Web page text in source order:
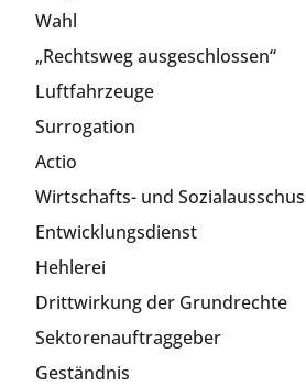
Wahl
„Rechtsweg ausgeschlossen“
Luftfahrzeuge
Surrogation
Actio
Wirtschafts- und
Entwicklungsdienst
Hehlerei
Drittwirkung der Grundrechte
Sektorenauftraggeber
Geständnis